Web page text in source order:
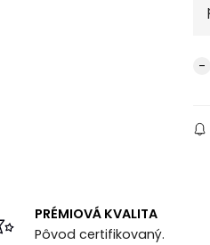
PRÉMIOVÁ KVALITA
Pôvod certifikovaný.